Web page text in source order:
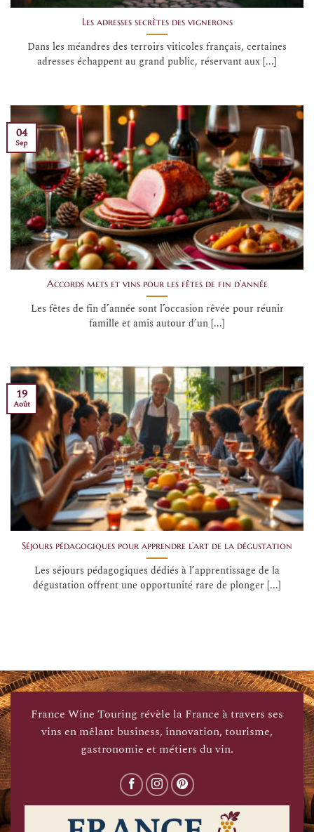
Les adresses secrètes des vignerons
Dans les méandres des terroirs viticoles français, certaines
adresses échappent au grand public, réservant aux [...]
Accords mets et vins pour les fêtes de fin d’année
Les fêtes de fin d’année sont l’occasion rêvée pour réunir
famille et amis autour d’un [...]
04
Sep
Séjours pédagogiques pour apprendre l’art de la dégustation
Les séjours pédagogiques dédiés à l’apprentissage de la
dégustation offrent une opportunité rare de plonger [...]
19
Août
France Wine Touring révèle la France à travers ses
vins en mêlant business, innovation, tourisme,
gastronomie et métiers du vin.